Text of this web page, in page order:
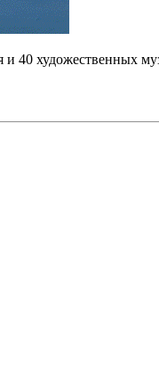
и 40 художественных